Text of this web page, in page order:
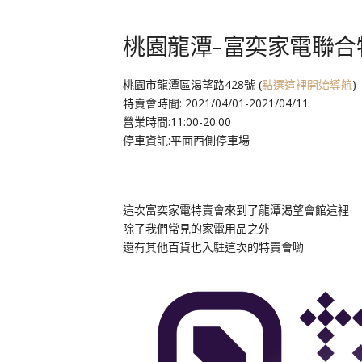
桃園龍潭-富奕家電聯
桃園市龍潭區渴望路428號 (點選這裡開始導航)
特賣會時間: 2021/04/01-2021/04/11
營業時間:11:00-20:00
停車資訊:平面西側停車場
這次富奕家電特賣會來到了龍潭渴望會館這裡
除了我們常見的家電用品之外
還有其他百貨也入駐這次的特賣會喲